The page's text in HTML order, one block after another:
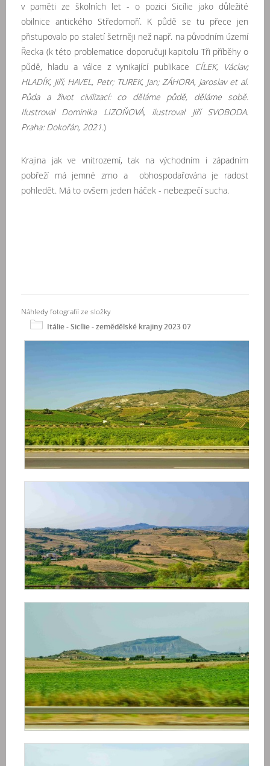
v paměti ze školních let - o pozici Sicílie jako důležité
obilnice antického Středomoří. K půdě se tu přece jen
přistupovalo po staletí šetrněji než např. na původním území
Řecka (k této problematice doporučuji kapitolu Tři příběhy o
půdě, hladu a válce z vynikající publikace
CÍLEK, Václav;
HLADÍK, Jiří; HAVEL, Petr; TUREK, Jan; ZÁHORA, Jaroslav et al.
Půda a život civilizací: co děláme půdě, děláme sobě.
Ilustroval Dominika LIZOŇOVÁ, ilustroval Jiří SVOBODA.
Praha: Dokořán, 2021.)
Krajina jak ve vnitrozemí, tak na východním i západním
pobřeží má jemné zrno a obhospodařována je radost
pohledět. Má to ovšem jeden háček - nebezpečí sucha.
Náhledy fotografií ze složky
Itálie - Sicílie - zemědělské krajiny 2023 07